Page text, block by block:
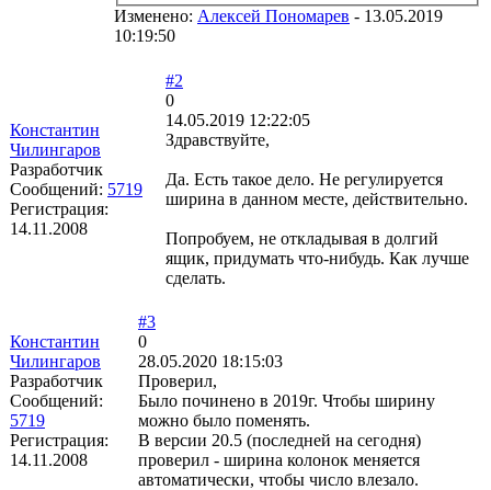
Изменено: Алексей Пономарев - 13.05.2019
10:19:50
Константин
Чилингаров
Разработчик
Сообщений: 5719
Регистрация:
14.11.2008
#2
0
14.05.2019 12:22:05
Здравствуйте,
Да. Есть такое дело. Не регулируется
ширина в данном месте, действительно.
Попробуем, не откладывая в долгий
ящик, придумать что-нибудь. Как лучше
сделать.
Константин
Чилингаров
Разработчик
Сообщений:
5719
Регистрация:
14.11.2008
#3
0
28.05.2020 18:15:03
Проверил,
Было починено в 2019г. Чтобы ширину
можно было поменять.
В версии 20.5 (последней на сегодня)
проверил - ширина колонок меняется
автоматически, чтобы число влезало.